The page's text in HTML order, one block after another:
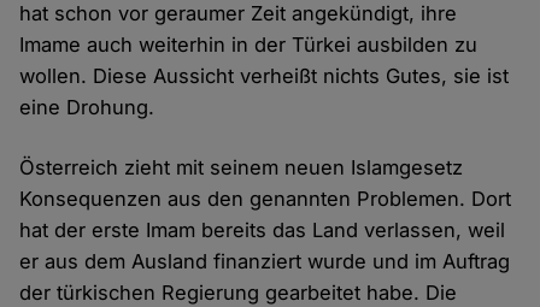
hat schon vor geraumer Zeit angekündigt, ihre
Imame auch weiterhin in der Türkei ausbilden zu
wollen. Diese Aussicht verheißt nichts Gutes, sie ist
eine Drohung.
Österreich zieht mit seinem neuen Islamgesetz
Konsequenzen aus den genannten Problemen. Dort
hat der erste Imam bereits das Land verlassen, weil
er aus dem Ausland finanziert wurde und im Auftrag
der türkischen Regierung gearbeitet habe. Die